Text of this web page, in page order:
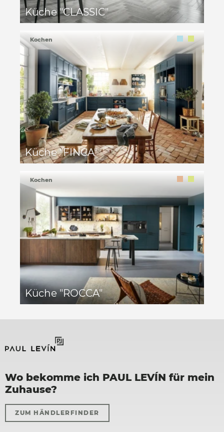
Küche "CLASSIC"
Küche "FINCA"
Kochen
Küche "ROCCA"
Kochen
Wo bekomme ich PAUL LEVÍN für mein
Zuhause?
ZUM HÄNDLERFINDER